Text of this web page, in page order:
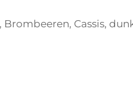
Cassis,